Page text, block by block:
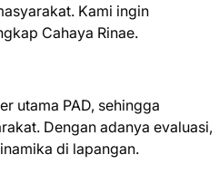
Kami ingin
Cahaya Rinae.
utama PAD, sehingga
Dengan adanya evaluasi,
di lapangan.